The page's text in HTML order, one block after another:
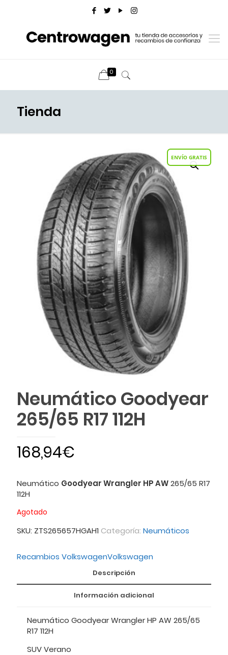
0
Tienda
ENVÍO GRATIS
Neumático Goodyear
265/65 R17 112H
168,94€
Neumático Goodyear Wrangler HP AW265/65 R17
112H
Agotado
SKU: ZTS265657HGAH1 Categoría: Neumáticos
Recambios VolkswagenVolkswagen
Descripción
Información adicional
Neumático Goodyear Wrangler HP AW 265/65
R17 112H
SUV Verano